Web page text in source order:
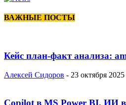
ВАЖНЫЕ ПОСТЫ
Кейс план-факт анализа:
Алексей Сидоров - 23 октября 2025
Copilot в MS Power BI, ИИ в